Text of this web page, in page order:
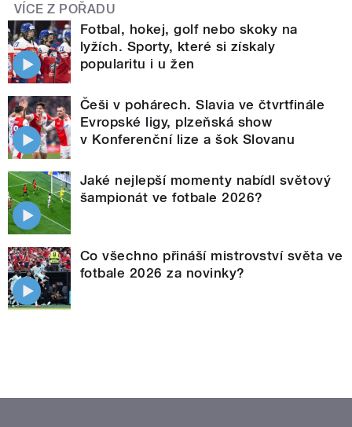
VÍCE Z POŘADU
Fotbal, hokej, golf nebo skoky na
lyžích. Sporty, které si získaly
popularitu i u žen
Češi v pohárech. Slavia ve čtvrtfinále
Evropské ligy, plzeňská show
v Konferenční lize a šok Slovanu
Jaké nejlepší momenty nabídl světový
šampionát ve fotbale 2026?
Co všechno přináší mistrovství světa ve
fotbale 2026 za novinky?